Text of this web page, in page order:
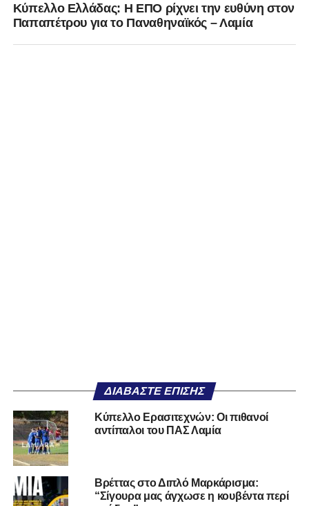
Κύπελλο Ελλάδας: Η ΕΠΟ ρίχνει την ευθύνη στον
Παπαπέτρου για το Παναθηναϊκός – Λαμία
ΔΙΑΒΆΣΤΕ ΕΠΊΣΗΣ
Κύπελλο Ερασιτεχνών: Οι πιθανοί
αντίπαλοι του ΠΑΣ Λαμία
Βρέττας στο Διπλό Μαρκάρισμα:
“Σίγουρα μας άγχωσε η κουβέντα περί